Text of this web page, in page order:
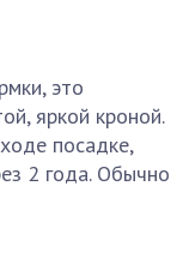
это
яркой кроной.
посадке,
2 года. Обычно